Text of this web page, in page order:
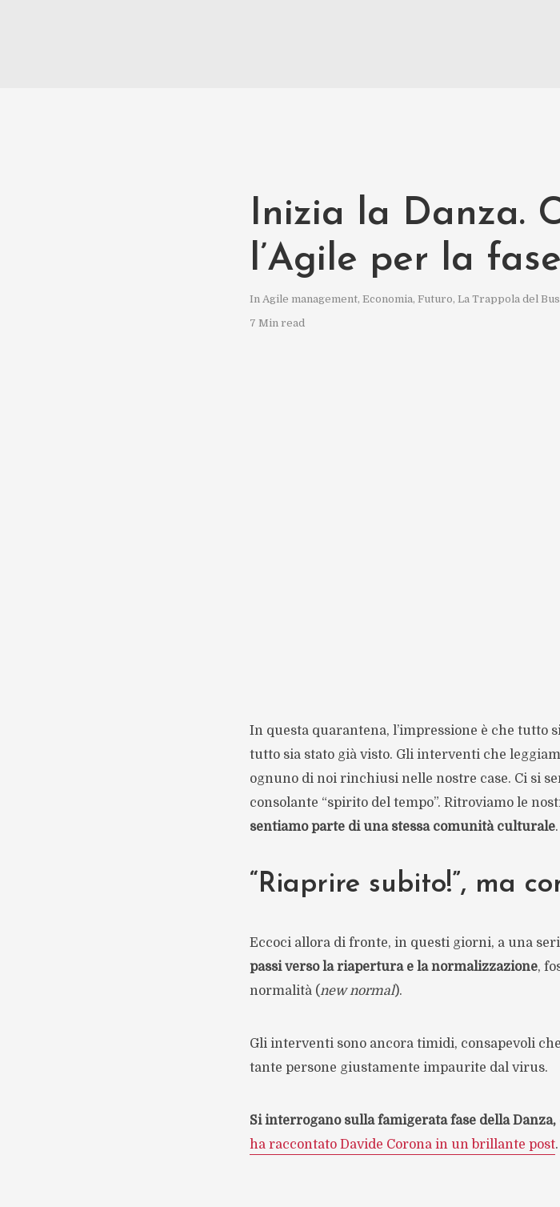
Inizia la Danza.
l’Agile per la
In Agile management, Economia, Futuro, La Trappola del
7 Min read
In questa quarantena, l’impressione è che tutto
tutto sia stato già visto. Gli interventi che
ognuno di noi rinchiusi nelle nostre case. Ci si
consolante “spirito del tempo”. Ritroviamo le
sentiamo parte di una stessa comunità culturale.
“Riaprire subito!”, ma
Eccoci allora di fronte, in questi giorni, a una
passi verso la riapertura e la normalizzazione,
normalità (new normal).
Gli interventi sono ancora timidi, consapevoli
tante persone giustamente impaurite dal virus.
Si interrogano sulla famigerata fase della
ha raccontato Davide Corona in un brillante post.